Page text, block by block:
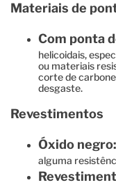
Materiais de
Com ponta
helicoidais,
ou materiais
corte de
desgaste.
Revestimentos
Óxido negro:
alguma